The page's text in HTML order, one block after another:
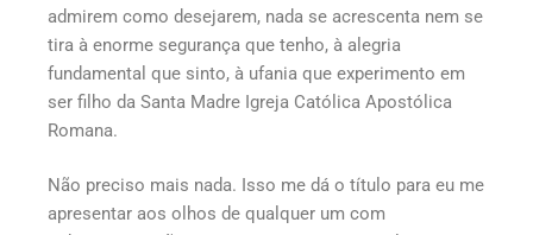
admirem como desejarem, nada se acrescenta nem se
tira à enorme segurança que tenho, à alegria
fundamental que sinto, à ufania que experimento em
ser filho da Santa Madre Igreja Católica Apostólica
Romana.
Não preciso mais nada. Isso me dá o título para eu me
apresentar aos olhos de qualquer um com